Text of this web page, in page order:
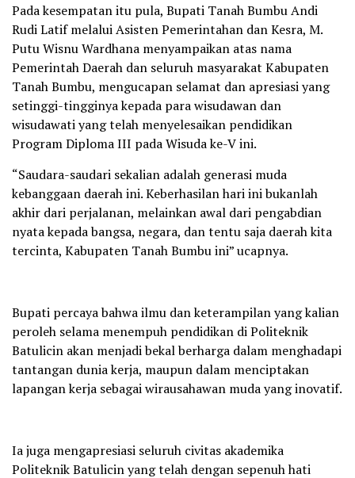
Pada kesempatan itu pula, Bupati Tanah Bumbu Andi
Rudi Latif melalui Asisten Pemerintahan dan Kesra, M.
Putu Wisnu Wardhana menyampaikan atas nama
Pemerintah Daerah dan seluruh masyarakat Kabupaten
Tanah Bumbu, mengucapan selamat dan apresiasi yang
setinggi-tingginya kepada para wisudawan dan
wisudawati yang telah menyelesaikan pendidikan
Program Diploma III pada Wisuda ke-V ini.
“Saudara-saudari sekalian adalah generasi muda
kebanggaan daerah ini. Keberhasilan hari ini bukanlah
akhir dari perjalanan, melainkan awal dari pengabdian
nyata kepada bangsa, negara, dan tentu saja daerah kita
tercinta, Kabupaten Tanah Bumbu ini” ucapnya.
Bupati percaya bahwa ilmu dan keterampilan yang kalian
peroleh selama menempuh pendidikan di Politeknik
Batulicin akan menjadi bekal berharga dalam menghadapi
tantangan dunia kerja, maupun dalam menciptakan
lapangan kerja sebagai wirausahawan muda yang inovatif.
Ia juga mengapresiasi seluruh civitas akademika
Politeknik Batulicin yang telah dengan sepenuh hati